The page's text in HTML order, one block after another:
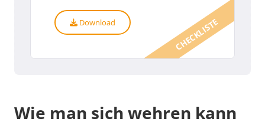
CHECKLISTE
Download
Wie man sich wehren kann